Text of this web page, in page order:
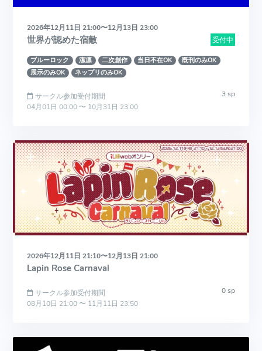
2026年12月11日 21:00〜12月13日 23:00
受付中
世界が認めた宿敵
ブルーロック 潔凛 二次創作 当日不在OK
既刊のみOK
展示のみOK
ネップリのみOK
3 sp
サークル参加受付期間
04月01日 00:00 〜 10月31日 23:00
2026年12月11日 21:10〜12月13日 21:00
Lapin Rose Carnaval
0 sp
サークル参加受付期間
08月10日 21:00 〜 11月11日 23:50